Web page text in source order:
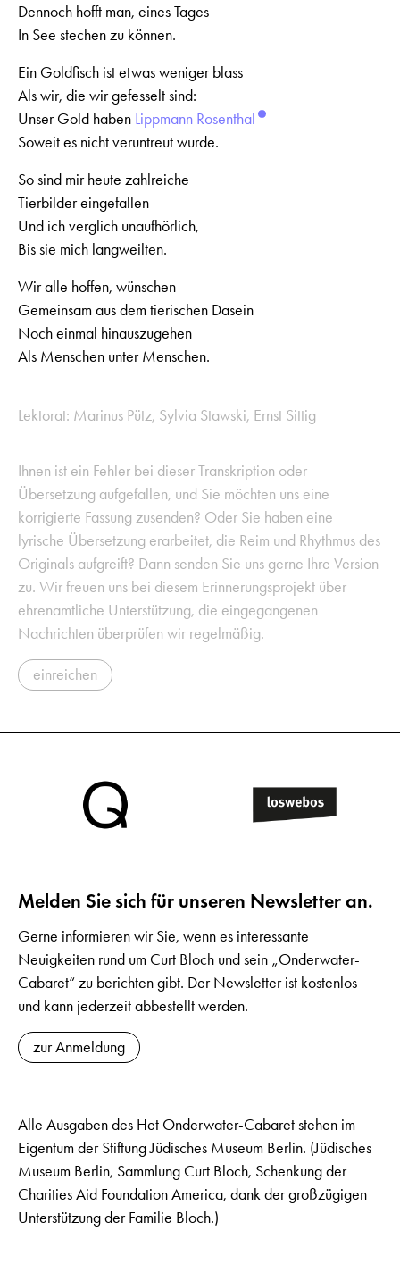
Dennoch hofft man, eines Tages
In See stechen zu können.
Ein Goldfisch ist etwas weniger blass
Als wir, die wir gefesselt sind:
Unser Gold haben Lippmann Rosenthal
Soweit es nicht veruntreut wurde.
So sind mir heute zahlreiche
Tierbilder eingefallen
Und ich verglich unaufhörlich,
Bis sie mich langweilten.
Wir alle hoffen, wünschen
Gemeinsam aus dem tierischen Dasein
Noch einmal hinauszugehen
Als Menschen unter Menschen.
Lektorat: Marinus Pütz, Sylvia Stawski, Ernst Sittig
Ihnen ist ein Fehler bei dieser Transkription oder
Übersetzung aufgefallen, und Sie möchten uns eine
korrigierte Fassung zusenden? Oder Sie haben eine
lyrische Übersetzung erarbeitet, die Reim und Rhythmus des
Originals aufgreift? Dann senden Sie uns gerne Ihre Version
zu. Wir freuen uns bei diesem Erinnerungsprojekt über
ehrenamtliche Unterstützung, die eingegangenen
Nachrichten überprüfen wir regelmäßig.
einreichen
Melden Sie sich für unseren Newsletter an.
Gerne informieren wir Sie, wenn es interessante
Neuigkeiten rund um Curt Bloch und sein „Onderwater-
Cabaret“ zu berichten gibt. Der Newsletter ist kostenlos
und kann jederzeit abbestellt werden.
zur Anmeldung
Alle Ausgaben des Het Onderwater-Cabaret stehen im
Eigentum der Stiftung Jüdisches Museum Berlin. (Jüdisches
Museum Berlin, Sammlung Curt Bloch, Schenkung der
Charities Aid Foundation America, dank der großzügigen
Unterstützung der Familie Bloch.)